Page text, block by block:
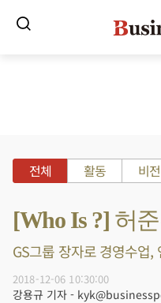
전체 활동 비전
[Who Is ?] 허
GS그룹 장자로 경영수업,
2018-12-06 10:30:00
강용규 기자 -